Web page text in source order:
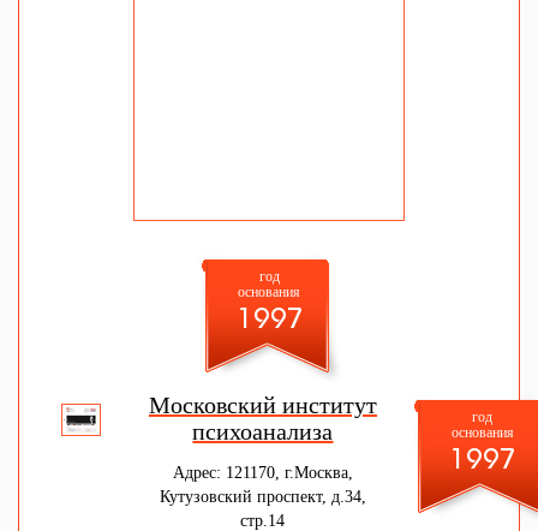
год
основания
1997
Московский институт
психоанализа
Адрес: 121170, г.Москва,
Кутузовский проспект, д.34,
стр.14
год
основания
1997